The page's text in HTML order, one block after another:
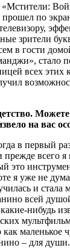
прошел по
зрители
в гости
стало
всех
на вас
в первый
прежде всего
это
я уже не
и
всей
нибудь
маленькое
– для души.